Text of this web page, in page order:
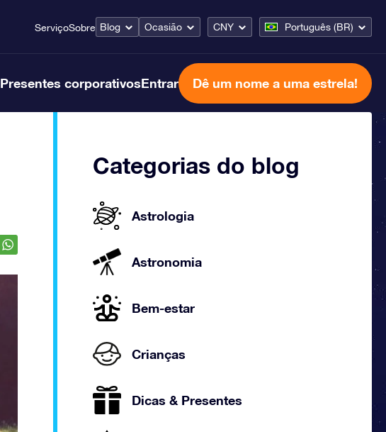
ServiçoSobre Blog Ocasião CNY Português (BR)
Presentes corporativosEntrar Dê um nome a uma estrela!
Categorias do blog
Astrologia
Astronomia
Bem-estar
Crianças
Dicas & Presentes